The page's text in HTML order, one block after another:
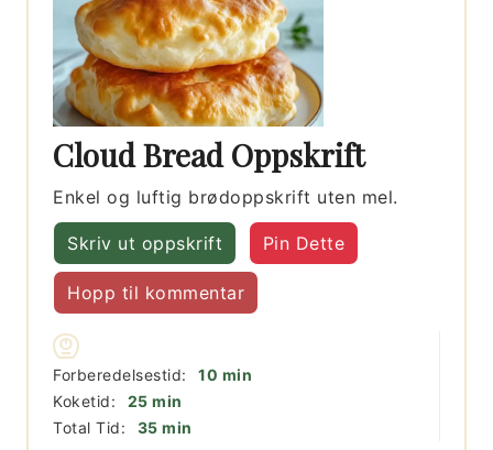
Cloud Bread Oppskrift
Enkel og luftig brødoppskrift uten mel.
Skriv ut oppskrift Pin Dette
Hopp til kommentar
Forberedelsestid: 10 minutter
min
Koketid:
25minutter
min
Total Tid:
35minutter
min